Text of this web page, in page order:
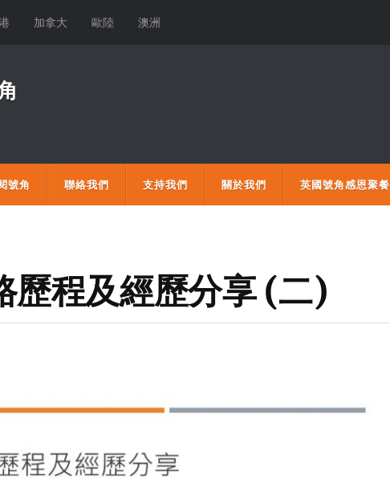
加拿大 歐陸 澳洲
號角 聯絡我們 支持我們 關於我們 英國號角感恩聚餐
歷程及經歷分享 (二)